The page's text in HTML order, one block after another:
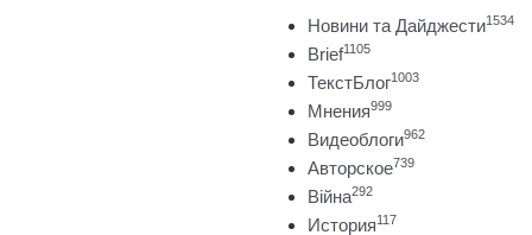
Новини та Дайджести1534
Brief1105
ТекстБлог1003
Мнения999
Видеоблоги962
Авторское739
Війна292
История117